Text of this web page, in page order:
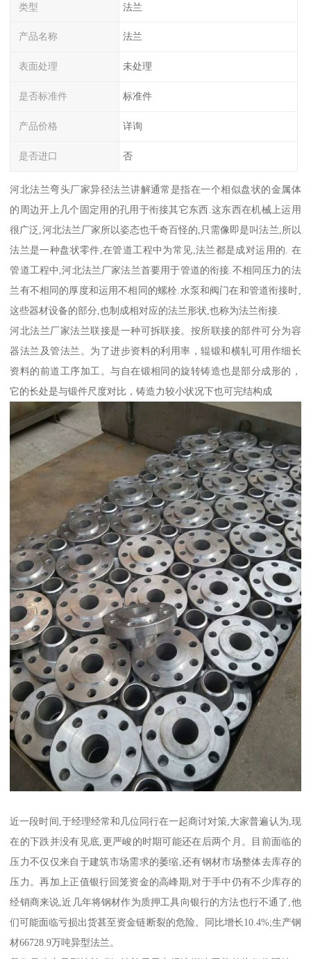
类型 法兰
产品名称 法兰
表面处理 未处理
是否标准件 标准件
产品价格 详询
是否进口 否
河北法兰弯头厂家异径法兰讲解通常是指在一个相似盘状的金属体
的周边开上几个固定用的孔用于衔接其它东西.这东西在机械上运用
很广泛,河北法兰厂家所以姿态也千奇百怪的,只需像即是叫法兰,所以
法兰是一种盘状零件,在管道工程中为常见,法兰都是成对运用的. 在
管道工程中,河北法兰厂家法兰首要用于管道的衔接.不相同压力的法
兰有不相同的厚度和运用不相同的螺栓.水泵和阀门在和管道衔接时,
这些器材设备的部分,也制成相对应的法兰形状,也称为法兰衔接.
河北法兰厂家法兰联接是一种可拆联接。按所联接的部件可分为容
器法兰及管法兰。为了进步资料的利用率，辊锻和横轧可用作细长
资料的前道工序加工。与自在锻相同的旋转铸造也是部分成形的，
它的长处是与锻件尺度对比，铸造力较小状况下也可完结构成
近一段时间,于经理经常和几位同行在一起商讨对策,大家普遍认为,现
在的下跌并没有见底,更严峻的时期可能还在后两个月。目前面临的
压力不仅仅来自于建筑市场需求的萎缩,还有钢材市场整体去库存的
压力。再加上正值银行回笼资金的高峰期,对于手中仍有不少库存的
经销商来说,近几年将钢材作为质押工具向银行的方法也行不通了,他
们可能面临亏损出货甚至资金链断裂的危险。同比增长10.4%;生产钢
材66728.9万吨异型法兰。